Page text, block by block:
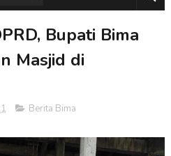
Bupati Bima
Masjid di
Berita Bima